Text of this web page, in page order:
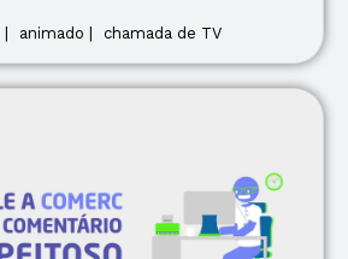
animado | chamada de TV